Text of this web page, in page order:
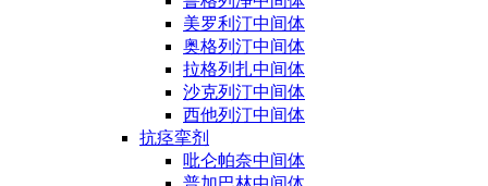
美罗利汀中间体
奥格列汀中间体
拉格列扎中间体
沙克列汀中间体
西他列汀中间体
抗痉挛剂
吡仑帕奈中间体